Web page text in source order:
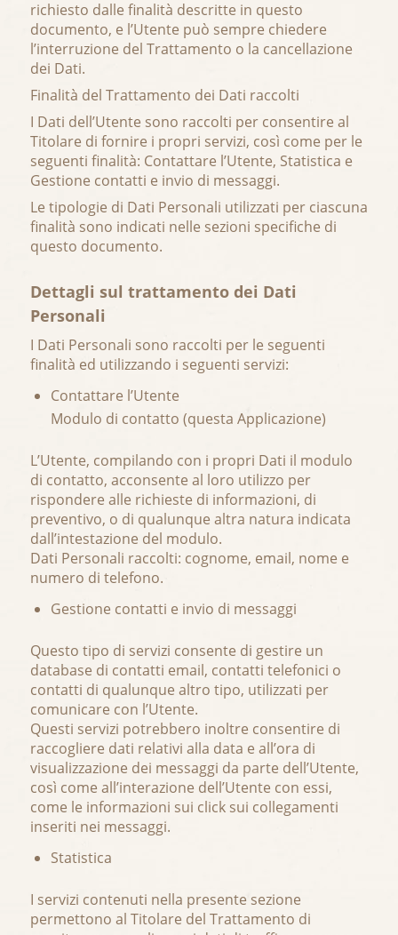
richiesto dalle finalità descritte in questo
documento, e l’Utente può sempre chiedere
l’interruzione del Trattamento o la cancellazione
dei Dati.
Finalità del Trattamento dei Dati raccolti
I Dati dell’Utente sono raccolti per consentire al
Titolare di fornire i propri servizi, così come per le
seguenti finalità: Contattare l’Utente, Statistica e
Gestione contatti e invio di messaggi.
Le tipologie di Dati Personali utilizzati per ciascuna
finalità sono indicati nelle sezioni specifiche di
questo documento.
Dettagli sul trattamento dei Dati
Personali
I Dati Personali sono raccolti per le seguenti
finalità ed utilizzando i seguenti servizi:
Contattare l’Utente
Modulo di contatto (questa Applicazione)
L’Utente, compilando con i propri Dati il modulo
di contatto, acconsente al loro utilizzo per
rispondere alle richieste di informazioni, di
preventivo, o di qualunque altra natura indicata
dall’intestazione del modulo.
Dati Personali raccolti: cognome, email, nome e
numero di telefono.
Gestione contatti e invio di messaggi
Questo tipo di servizi consente di gestire un
database di contatti email, contatti telefonici o
contatti di qualunque altro tipo, utilizzati per
comunicare con l’Utente.
Questi servizi potrebbero inoltre consentire di
raccogliere dati relativi alla data e all’ora di
visualizzazione dei messaggi da parte dell’Utente,
così come all’interazione dell’Utente con essi,
come le informazioni sui click sui collegamenti
inseriti nei messaggi.
Statistica
I servizi contenuti nella presente sezione
permettono al Titolare del Trattamento di